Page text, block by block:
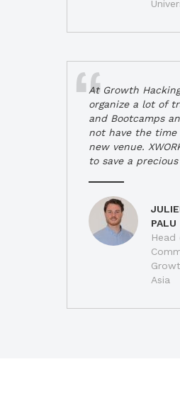
At Growth
organize a lot of
and Bootcamps
not have the
new venue.
to save a
PALU
Head
Asia